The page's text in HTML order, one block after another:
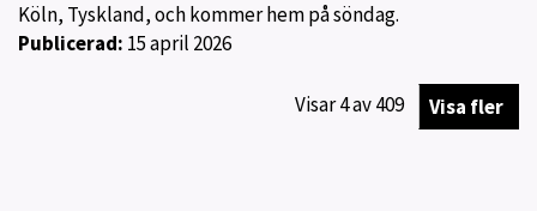
Köln, Tyskland, och kommer hem på söndag.
Publicerad: 15 april 2026
Visar4av409 Visa fler